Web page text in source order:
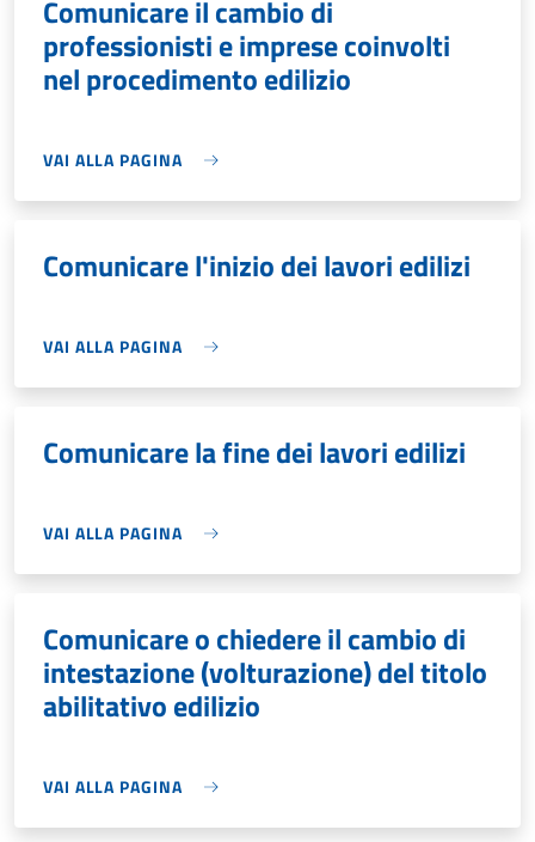
Comunicare il cambio di
professionisti e imprese coinvolti
nel procedimento edilizio
VAI ALLA PAGINA
Comunicare l'inizio dei lavori edilizi
VAI ALLA PAGINA
Comunicare la fine dei lavori edilizi
VAI ALLA PAGINA
Comunicare o chiedere il cambio di
intestazione (volturazione) del titolo
abilitativo edilizio
VAI ALLA PAGINA